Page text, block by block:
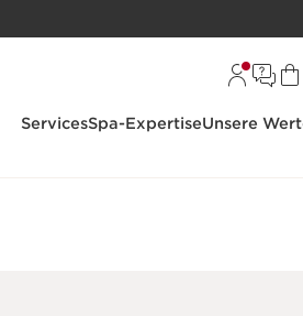
ServicesSpa-ExpertiseUnsere